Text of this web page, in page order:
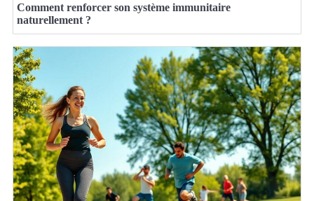
Comment renforcer son système immunitaire
naturellement ?